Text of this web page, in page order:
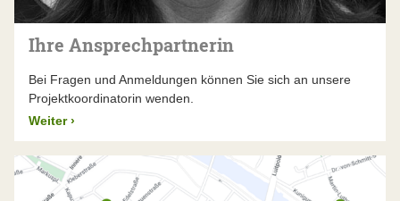
Ihre Ansprechpartnerin
Bei Fragen und Anmeldungen können Sie sich an unsere
Projektkoordinatorin wenden.
Weiter ›